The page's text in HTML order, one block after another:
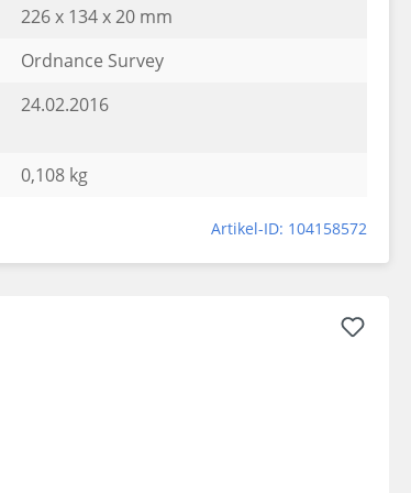
226 x 134 x 20 mm
Ordnance Survey
24.02.2016
0,108 kg
Artikel-ID: 104158572